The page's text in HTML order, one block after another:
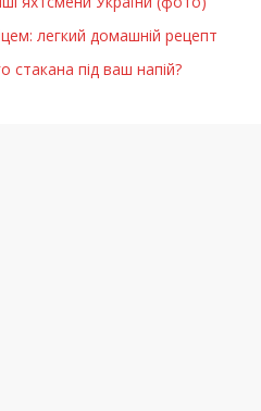
легкий домашній рецепт
стакана під ваш напій?